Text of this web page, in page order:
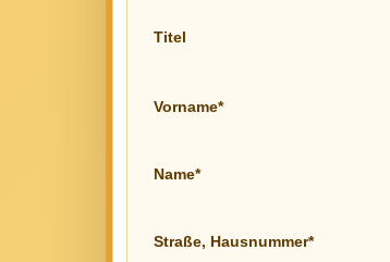
Titel
Vorname*
Name*
Straße, Hausnummer*